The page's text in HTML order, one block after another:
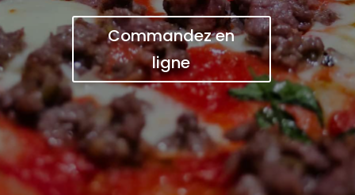
Commandez en
ligne